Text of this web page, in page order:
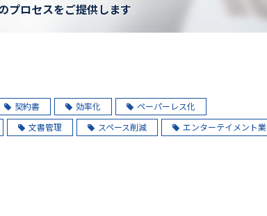
プロセスをご提供します
契約書 効率化
ペーパーレス化
文書管理 スペース削減 エンターテイメント業